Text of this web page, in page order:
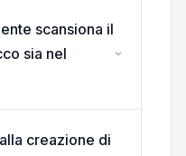
scansiona il
sia nel
creazione di